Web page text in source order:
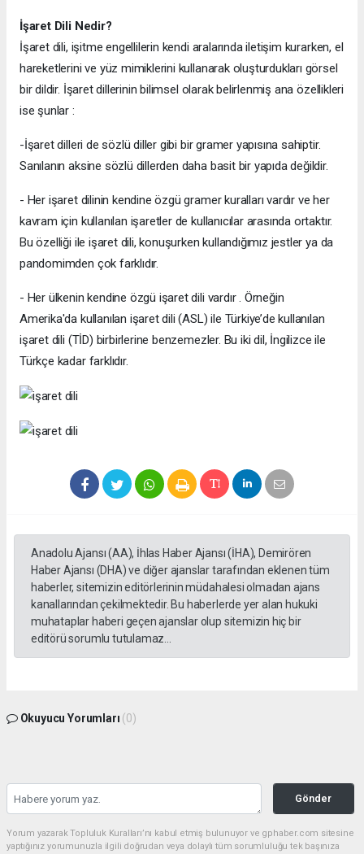
İşaret Dili Nedir?
İşaret dili, işitme engellilerin kendi aralarında iletişim kurarken, el
hareketlerini ve yüz mimiklerini kullanarak oluşturdukları görsel
bir dildir. İşaret dillerinin bilimsel olarak belirlenmiş ana özellikleri
ise şunlar :
-İşaret dilleri de sözlü diller gibi bir gramer yapısına sahiptir.
Sanılanın aksine sözlü dillerden daha basit bir yapıda değildir.
- Her işaret dilinin kendine özgü gramer kuralları vardır ve her
kavram için kullanılan işaretler de kullanıcılar arasında ortaktır.
Bu özelliği ile işaret dili, konuşurken kullandığımız jestler ya da
pandomimden çok farklıdır.
- Her ülkenin kendine özgü işaret dili vardır . Örneğin
Amerika'da kullanılan işaret dili (ASL) ile Türkiye’de kullanılan
işaret dili (TİD) birbirlerine benzemezler. Bu iki dil, İngilizce ile
Türkçe kadar farklıdır.
Anadolu Ajansı (AA), İhlas Haber Ajansı (İHA), Demirören
Haber Ajansı (DHA) ve diğer ajanslar tarafından eklenen tüm
haberler, sitemizin editörlerinin müdahalesi olmadan ajans
kanallarından çekilmektedir. Bu haberlerde yer alan hukuki
muhataplar haberi geçen ajanslar olup sitemizin hiç bir
editörü sorumlu tutulamaz...
Okuyucu Yorumları (0)
Gönder
Yorum yazarak Topluluk Kuralları’nı kabul etmiş bulunuyor ve gphaber.com sitesine
yaptığınız yorumunuzla ilgili doğrudan veya dolaylı tüm sorumluluğu tek başınıza